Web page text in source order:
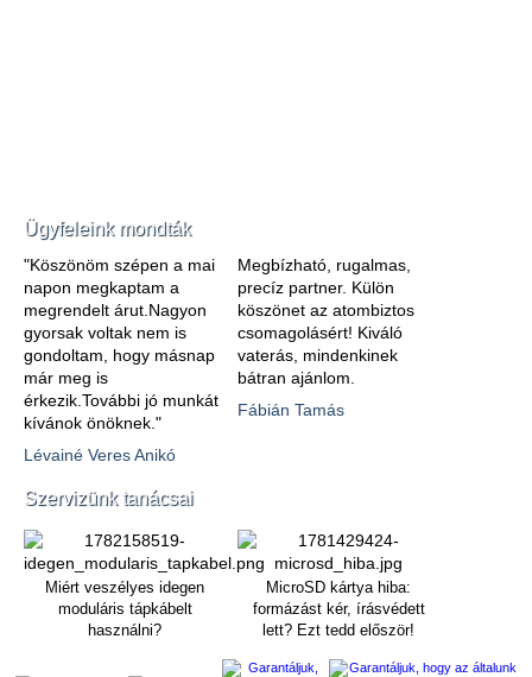
Ügyfeleink mondták
"Köszönöm szépen a mai
napon megkaptam a
megrendelt árut.Nagyon
gyorsak voltak nem is
gondoltam, hogy másnap
már meg is
érkezik.További jó munkát
kívánok önöknek."
Lévainé Veres Anikó
Megbízható, rugalmas,
precíz partner. Külön
köszönet az atombiztos
csomagolásért! Kiváló
vaterás, mindenkinek
bátran ajánlom.
Fábián Tamás
Szervizünk tanácsai
Miért veszélyes idegen
moduláris tápkábelt
használni?
MicroSD kártya hiba:
formázást kér, írásvédett
lett? Ezt tedd először!